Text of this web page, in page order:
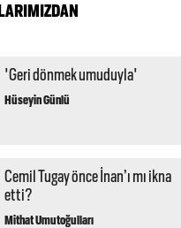
'Geri dönmek umuduyla'
Hüseyin Günlü
Cemil Tugay önce İnan’ı mı ikna
etti?
Mithat Umutoğulları